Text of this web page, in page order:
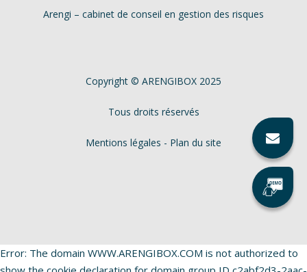
Arengi – cabinet de conseil en gestion des risques
Copyright © ARENGIBOX 2025
Tous droits réservés
Mentions légales - Plan du site
Error: The domain WWW.ARENGIBOX.COM is not authorized to